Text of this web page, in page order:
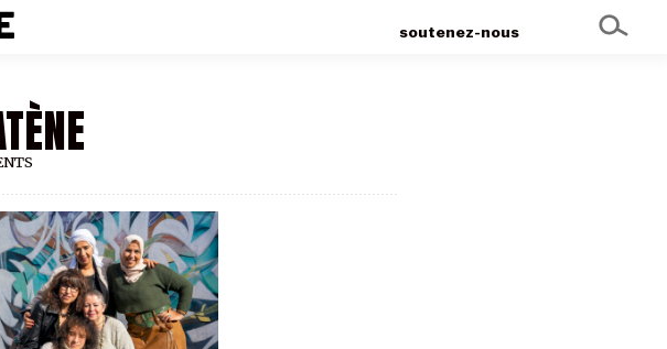
soutenez-nous